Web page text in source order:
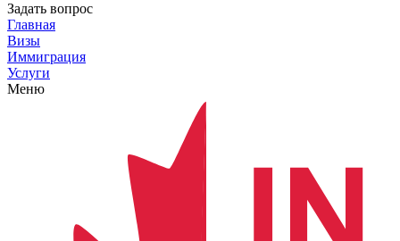
Задать вопрос
Главная
Визы
Иммиграция
Услуги
Меню